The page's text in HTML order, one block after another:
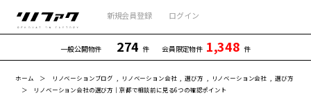
新規会員登録 ログイン
一般公開物件 274 件 会員限定物件 1,348 件
ホーム リノベーションブログ リノベーション会社 選び方 リノベーション会社
選び方
リノベーション会社の選び方｜京都で相談前に見る6つの確認ポイント